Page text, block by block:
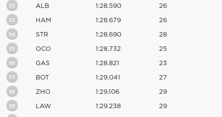
12 ALB 1:28.590 26
13 HAM 1:28.679 26
14 STR 1:28.690 28
15 OCO 1:28.732 25
16 GAS 1:28.821 23
17 BOT 1:29.041 27
18 ZHO 1:29.106 29
19 LAW 1:29.238 29